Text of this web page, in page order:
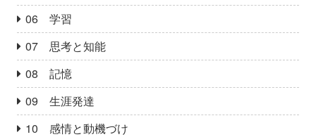
06 学習
07 思考と知能
08 記憶
09 生涯発達
10 感情と動機づけ